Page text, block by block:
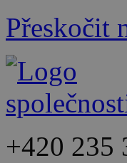
Přeskočit
+420 235